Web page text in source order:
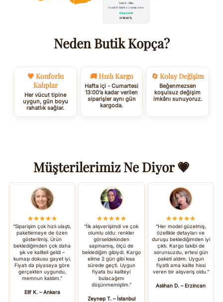
Neden Butik Kopça?
💗 Konforlu
Kalıplar
Her vücut tipine
uygun, gün boyu
rahatlık sağlar.
🚚 Hızlı Kargo
Hafta içi - Cumartesi
13:00’a kadar verilen
siparişler aynı gün
kargoda.
🔄 Kolay Değişim
Beğenmezsen
koşulsuz değişim
imkânı sunuyoruz.
Müşterilerimiz Ne Diyor 💗
★★★★★
“Siparişim çok hızlı ulaştı,
paketlemeye de özen
gösterilmiş. Ürün
beklediğimden çok daha
şık ve kaliteli geldi –
kumaşı dokusu gayet iyi.
Fiyatı da piyasaya göre
gerçekten uygundu,
memnun kaldım.”
Elif K. – Ankara
★★★★★
“İlk alışverişimdi ve çok
olumlu oldu: renkler
görseldekinden
sapmamış, ölçü de
beklediğim gibiydi. Kargo
elime 2 gün gibi kısa
sürede geçti. Uygun
fiyata bu kaliteyi
bulacağımı
düşünmemiştim.”
Zeynep T. – İstanbul
★★★★★
“Her model güzelmiş,
özellikle detayları ve
duruşu beklediğimden iyi
çıktı. Kargo takibi de
sorunsuzdu, ertesi gün
paketi aldım. Uygun
fiyatlı ama kalite hissi
veren bir alışveriş oldu.”
Aslıhan D. – Erzincan